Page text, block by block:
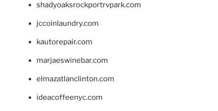
shadyoaksrockportrvpark.com
jccoinlaundry.com
kautorepair.com
marjaeswinebar.com
elmazatlanclinton.com
ideacoffeenyc.com